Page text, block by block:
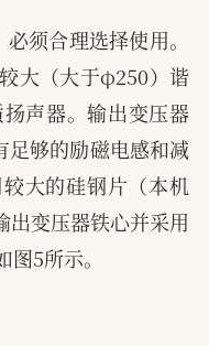
须合理选择使用。
大（大于φ250）谐
声器。输出变压器
足够的励磁电感和减
大的硅钢片（本机
变压器铁心并采用
5所示。